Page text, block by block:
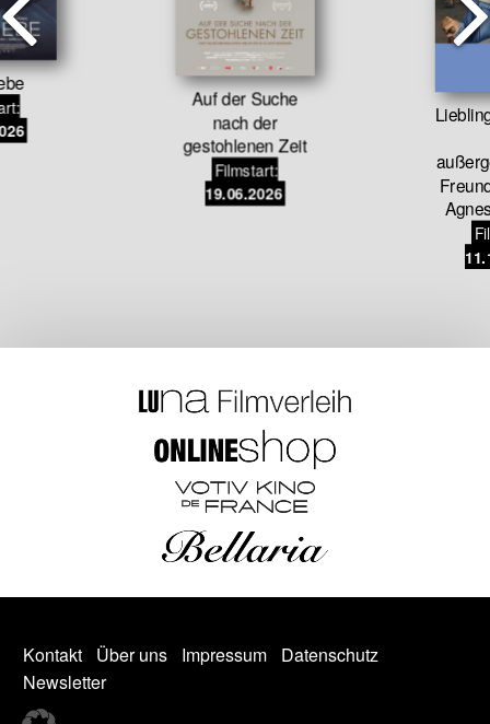
Auf der Suche
nach der
gestohlenen Zeit
Filmstart:
19.06.2026
Kontakt Über uns Impressum
Datenschutz
Newsletter